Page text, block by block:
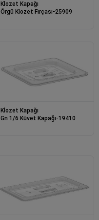
Klozet Kapağı
Örgü Klozet Fırçası-25909
Klozet Kapağı
Gn 1/6 Küvet Kapağı-19410